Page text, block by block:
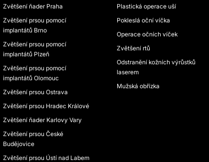
Zvětšení ňader Praha
Zvětšení prsou pomocí
implantátů Brno
Zvětšení prsou pomocí
implantátů Plzeň
Zvětšení prsou pomocí
implantátů Olomouc
Zvětšení prsou Ostrava
Zvětšení prsou Hradec Králové
Zvětšení ňader Karlovy Vary
Zvětšení prsou České
Budějovice
Zvětšení prsou Ústí nad Labem
Plastická operace uší
Pokleslá oční víčka
Operace očních víček
Zvětšení rtů
Odstranění kožních výrůstků
laserem
Mužská obřízka